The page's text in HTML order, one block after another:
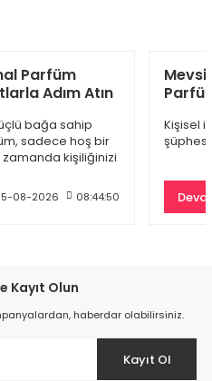
Ml
%61
Parfüm
Adım Atın
bağa sahip
sadece hoş bir
kişiliğinizi
08-2026 08:44:50
Kişisel
Kayıt Olun
haberdar olabilirsiniz.
Kayıt Ol